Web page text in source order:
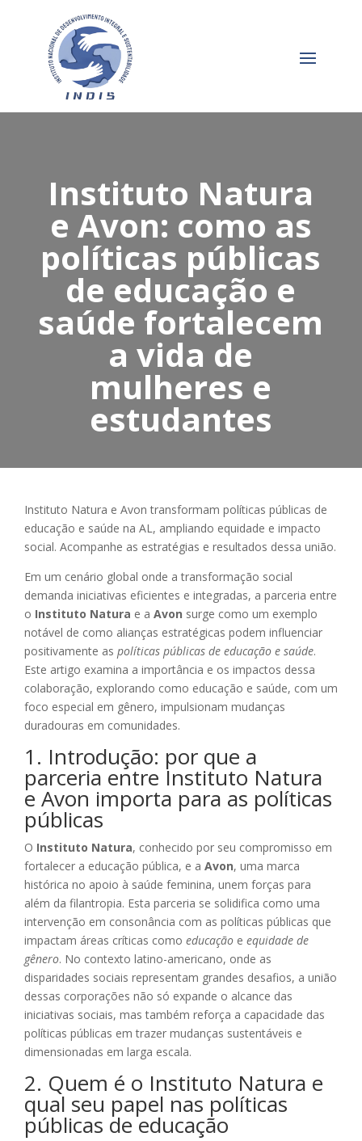
Instituto Natura
e Avon: como as
políticas públicas
de educação e
saúde fortalecem
a vida de
mulheres e
estudantes
Instituto Natura e Avon transformam políticas públicas de
educação e saúde na AL, ampliando equidade e impacto
social. Acompanhe as estratégias e resultados dessa união.
Em um cenário global onde a transformação social
demanda iniciativas eficientes e integradas, a parceria entre
o Instituto Natura e a Avon surge como um exemplo
notável de como alianças estratégicas podem influenciar
positivamente as políticas públicas de educação e saúde.
Este artigo examina a importância e os impactos dessa
colaboração, explorando como educação e saúde, com um
foco especial em gênero, impulsionam mudanças
duradouras em comunidades.
1. Introdução: por que a
parceria entre Instituto Natura
e Avon importa para as políticas
públicas
O Instituto Natura, conhecido por seu compromisso em
fortalecer a educação pública, e a Avon, uma marca
histórica no apoio à saúde feminina, unem forças para
além da filantropia. Esta parceria se solidifica como uma
intervenção em consonância com as políticas públicas que
impactam áreas críticas como educação e equidade de
gênero. No contexto latino-americano, onde as
disparidades sociais representam grandes desafios, a união
dessas corporações não só expande o alcance das
iniciativas sociais, mas também reforça a capacidade das
políticas públicas em trazer mudanças sustentáveis e
dimensionadas em larga escala.
2. Quem é o Instituto Natura e
qual seu papel nas políticas
públicas de educação